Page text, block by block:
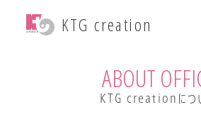
KTG creation
ABOUT
KTG creationにつ